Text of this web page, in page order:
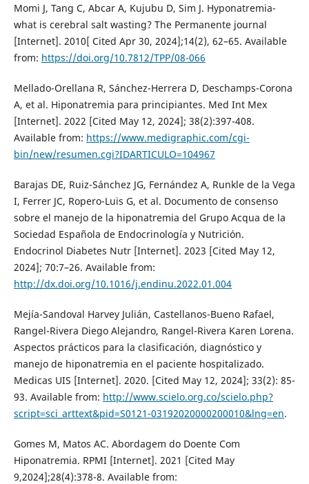
Momi J, Tang C, Abcar A, Kujubu D, Sim J. Hyponatremia-
what is cerebral salt wasting? The Permanente journal
[Internet]. 2010[ Cited Apr 30, 2024];14(2), 62–65. Available
from: https://doi.org/10.7812/TPP/08-066
Mellado-Orellana R, Sánchez-Herrera D, Deschamps-Corona
A, et al. Hiponatremia para principiantes. Med Int Mex
[Internet]. 2022 [Cited May 12, 2024]; 38(2):397-408.
Available from: https://www.medigraphic.com/cgi-
bin/new/resumen.cgi?IDARTICULO=104967
Barajas DE, Ruiz-Sánchez JG, Fernández A, Runkle de la Vega
I, Ferrer JC, Ropero-Luis G, et al. Documento de consenso
sobre el manejo de la hiponatremia del Grupo Acqua de la
Sociedad Española de Endocrinología y Nutrición.
Endocrinol Diabetes Nutr [Internet]. 2023 [Cited May 12,
2024]; 70:7–26. Available from:
http://dx.doi.org/10.1016/j.endinu.2022.01.004
Mejía-Sandoval Harvey Julián, Castellanos-Bueno Rafael,
Rangel-Rivera Diego Alejandro, Rangel-Rivera Karen Lorena.
Aspectos prácticos para la clasificación, diagnóstico y
manejo de hiponatremia en el paciente hospitalizado.
Medicas UIS [Internet]. 2020. [Cited May 12, 2024]; 33(2): 85-
93. Available from: http://www.scielo.org.co/scielo.php?
script=sci_arttext&pid=S0121-03192020000200010&lng=en.
Gomes M, Matos AC. Abordagem do Doente Com
Hiponatremia. RPMI [Internet]. 2021 [Cited May
9,2024];28(4):378-8. Available from: